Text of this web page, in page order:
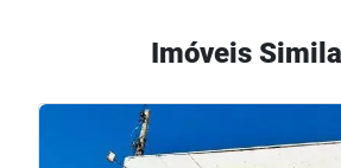
Imóveis